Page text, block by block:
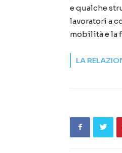
e qualche
lavoratori a
mobilità e la
LA